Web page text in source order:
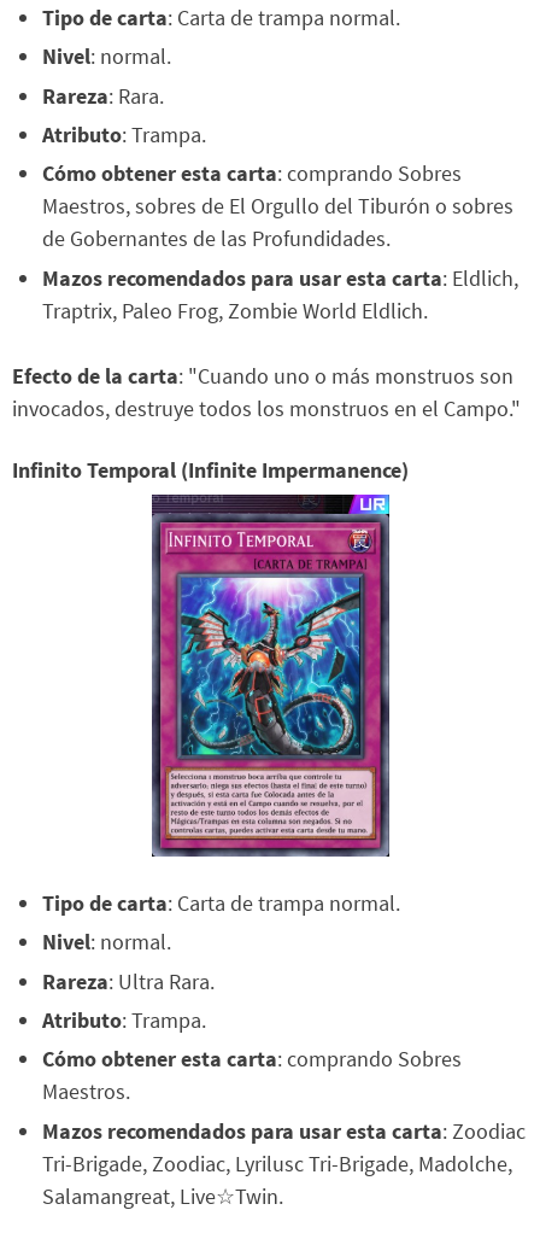
Tipo de carta: Carta de trampa normal.
Nivel: normal.
Rareza: Rara.
Atributo: Trampa.
Cómo obtener esta carta: comprando Sobres
Maestros, sobres de El Orgullo del Tiburón o sobres
de Gobernantes de las Profundidades.
Mazos recomendados para usar esta carta: Eldlich,
Traptrix, Paleo Frog, Zombie World Eldlich.
Efecto de la carta: "Cuando uno o más monstruos son
invocados, destruye todos los monstruos en el Campo."
Infinito Temporal (Infinite Impermanence)
Tipo de carta: Carta de trampa normal.
Nivel: normal.
Rareza: Ultra Rara.
Atributo: Trampa.
Cómo obtener esta carta: comprando Sobres
Maestros.
Mazos recomendados para usar esta carta: Zoodiac
Tri-Brigade, Zoodiac, Lyrilusc Tri-Brigade, Madolche,
Salamangreat, Live☆Twin.